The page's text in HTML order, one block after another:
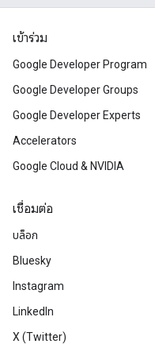
เข้าร่วม
Google Developer Program
Google Developer Groups
Google Developer Experts
Accelerators
Google Cloud & NVIDIA
เชื่อมต่อ
บล็อก
Bluesky
Instagram
LinkedIn
X (Twitter)